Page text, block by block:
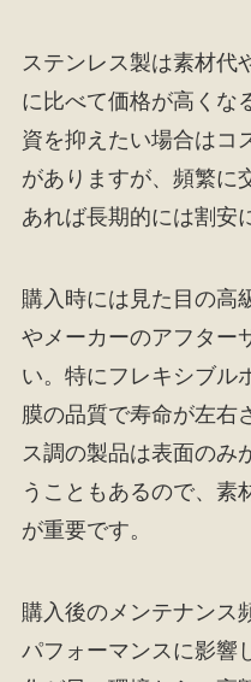
ステンレス製は素材代
に比べて価格が高くな
資を抑えたい場合はコ
がありますが、頻繁に
あれば長期的には割安
購入時には見た目の高
やメーカーのアフター
い。特にフレキシブル
膜の品質で寿命が左右
ス調の製品は表面のみ
うこともあるので、素
が重要です。
購入後のメンテナンス
パフォーマンスに影響